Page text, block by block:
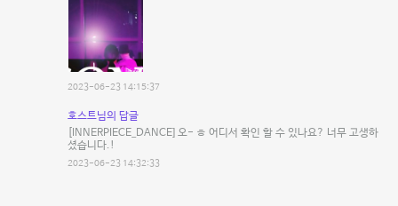
2023-06-23 14:15:37
호스트님의 답글
[INNERPIECE_DANCE] 오- ㅎ 어디서 확인 할 수 있나요? 너무 고생하
셨습니다.!
2023-06-23 14:32:33